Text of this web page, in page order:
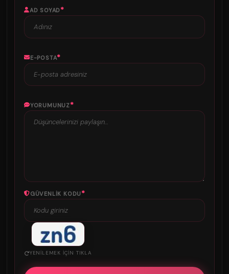
AD SOYAD*
E-POSTA*
YORUMUNUZ*
GÜVENLIK KODU*
YENILEMEK IÇIN TIKLA